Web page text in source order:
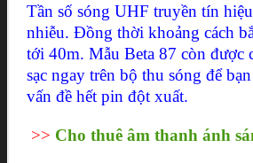
Tần số sóng UHF truyền tín
nhiễu. Đồng thời khoảng cách
tới 40m. Mẫu Beta 87 còn được
sạc ngay trên bộ thu sóng để
vấn đề hết pin đột xuất.
>> Cho thuê âm thanh ánh